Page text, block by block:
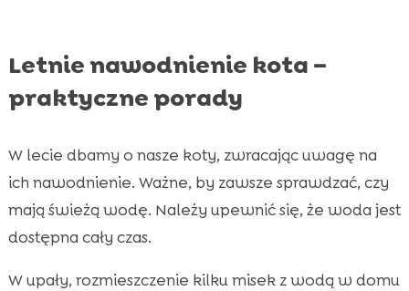
Letnie nawodnienie kota –
praktyczne porady
W lecie dbamy o nasze koty, zwracając uwagę na
ich nawodnienie. Ważne, by zawsze sprawdzać, czy
mają świeżą wodę. Należy upewnić się, że woda jest
dostępna cały czas.
W upały, rozmieszczenie kilku misek z wodą w domu